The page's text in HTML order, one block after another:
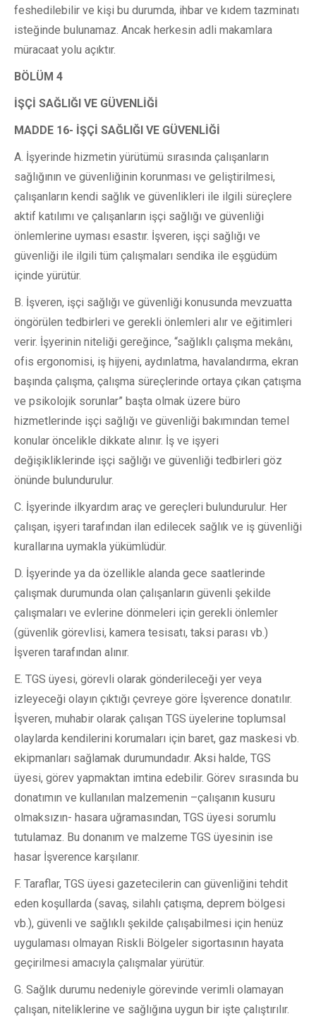
feshedilebilir ve kişi bu durumda, ihbar ve kıdem tazminatı
isteğinde bulunamaz. Ancak herkesin adli makamlara
müracaat yolu açıktır.
BÖLÜM 4
İŞÇİ SAĞLIĞI VE GÜVENLİĞİ
MADDE 16- İŞÇİ SAĞLIĞI VE GÜVENLİĞİ
A. İşyerinde hizmetin yürütümü sırasında çalışanların
sağlığının ve güvenliğinin korunması ve geliştirilmesi,
çalışanların kendi sağlık ve güvenlikleri ile ilgili süreçlere
aktif katılımı ve çalışanların işçi sağlığı ve güvenliği
önlemlerine uyması esastır. İşveren, işçi sağlığı ve
güvenliği ile ilgili tüm çalışmaları sendika ile eşgüdüm
içinde yürütür.
B. İşveren, işçi sağlığı ve güvenliği konusunda mevzuatta
öngörülen tedbirleri ve gerekli önlemleri alır ve eğitimleri
verir. İşyerinin niteliği gereğince, “sağlıklı çalışma mekânı,
ofis ergonomisi, iş hijyeni, aydınlatma, havalandırma, ekran
başında çalışma, çalışma süreçlerinde ortaya çıkan çatışma
ve psikolojik sorunlar” başta olmak üzere büro
hizmetlerinde işçi sağlığı ve güvenliği bakımından temel
konular öncelikle dikkate alınır. İş ve işyeri
değişikliklerinde işçi sağlığı ve güvenliği tedbirleri göz
önünde bulundurulur.
C. İşyerinde ilkyardım araç ve gereçleri bulundurulur. Her
çalışan, işyeri tarafından ilan edilecek sağlık ve iş güvenliği
kurallarına uymakla yükümlüdür.
D. İşyerinde ya da özellikle alanda gece saatlerinde
çalışmak durumunda olan çalışanların güvenli şekilde
çalışmaları ve evlerine dönmeleri için gerekli önlemler
(güvenlik görevlisi, kamera tesisatı, taksi parası vb.)
İşveren tarafından alınır.
E. TGS üyesi, görevli olarak gönderileceği yer veya
izleyeceği olayın çıktığı çevreye göre İşverence donatılır.
İşveren, muhabir olarak çalışan TGS üyelerine toplumsal
olaylarda kendilerini korumaları için baret, gaz maskesi vb.
ekipmanları sağlamak durumundadır. Aksi halde, TGS
üyesi, görev yapmaktan imtina edebilir. Görev sırasında bu
donatımın ve kullanılan malzemenin –çalışanın kusuru
olmaksızın- hasara uğramasından, TGS üyesi sorumlu
tutulamaz. Bu donanım ve malzeme TGS üyesinin ise
hasar İşverence karşılanır.
F. Taraflar, TGS üyesi gazetecilerin can güvenliğini tehdit
eden koşullarda (savaş, silahlı çatışma, deprem bölgesi
vb.), güvenli ve sağlıklı şekilde çalışabilmesi için henüz
uygulaması olmayan Riskli Bölgeler sigortasının hayata
geçirilmesi amacıyla çalışmalar yürütür.
G. Sağlık durumu nedeniyle görevinde verimli olamayan
çalışan, niteliklerine ve sağlığına uygun bir işte çalıştırılır.